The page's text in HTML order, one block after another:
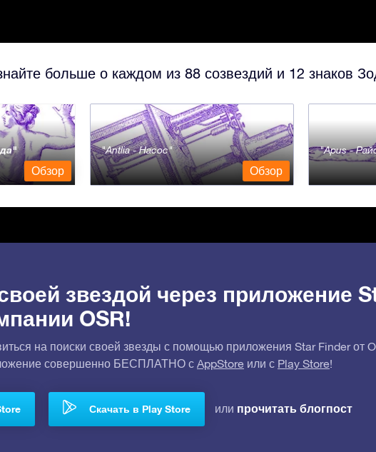
больше о каждом из 88 созвездий и 12 знаков
Обзор
Antlia - Насос
Обзор
Apus -
звездой через приложение
OSR!
на поиски своей звезды с помощью приложения Star Finder от
совершенно БЕСПЛАТНО с AppStore или с Play Store!
Скачать в Play Store или прочитать блогпост